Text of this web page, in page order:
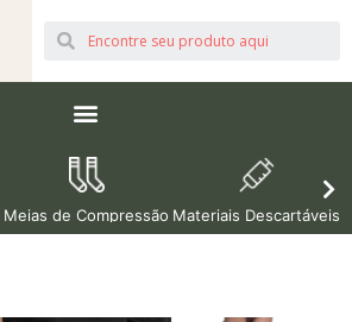
Meias de Compressão Materiais Descartáveis